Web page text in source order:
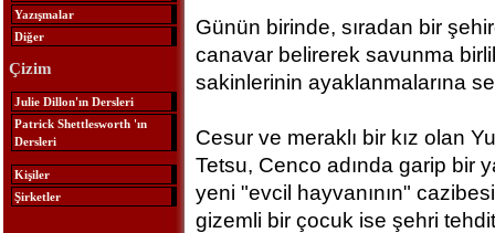
Yazışmalar
Diğer
Çizim
Julie Dillon'ın Dersleri
Patrick Shettlesworth 'ın
Dersleri
Kişiler
Şirketler
Günün birinde, sıradan bir
canavar belirerek savunma
sakinlerinin ayaklanmalarına
Cesur ve meraklı bir kız olan
Tetsu, Cenco adında garip bir
yeni "evcil hayvanının"
gizemli bir çocuk ise şehri